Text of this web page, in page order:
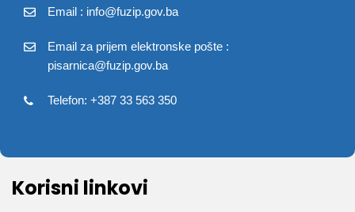
Email : info@fuzip.gov.ba
Email za prijem elektronske pošte :
pisarnica@fuzip.gov.ba
Telefon: +387 33 563 350
Korisni linkovi